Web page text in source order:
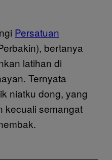
Persatuan
bertanya
latihan di
Ternyata
niatku dong, yang
kecuali semangat